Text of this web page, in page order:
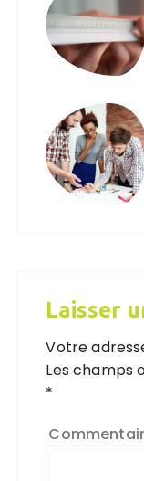
Laisser
Votre
Les champs
*